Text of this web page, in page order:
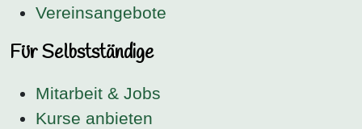
Vereinsangebote
Für Selbstständige
Mitarbeit & Jobs
Kurse anbieten